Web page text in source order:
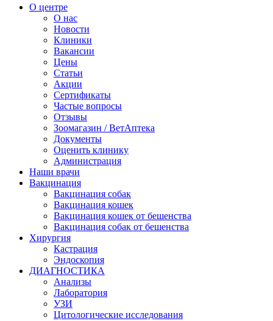
О центре
О нас
Новости
Клиники
Вакансии
Цены
Статьи
Акции
Сертификаты
Частые вопросы
Отзывы
Зоомагазин / ВетАптека
Документы
Оценить клинику
Администрация
Наши врачи
Вакцинация
Вакцинация собак
Вакцинация кошек
Вакцинация кошек от бешенства
Вакцинация собак от бешенства
Хирургия
Кастрация
Эндоскопия
ДИАГНОСТИКА
Анализы
Лаборатория
УЗИ
Цитологические исследования